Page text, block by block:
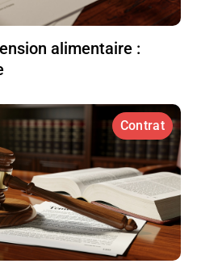
alimentaire :
Contrat